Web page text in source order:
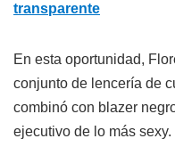
transparente
En esta oportunidad,
conjunto de lencería de
combinó con blazer
ejecutivo de lo más sexy.